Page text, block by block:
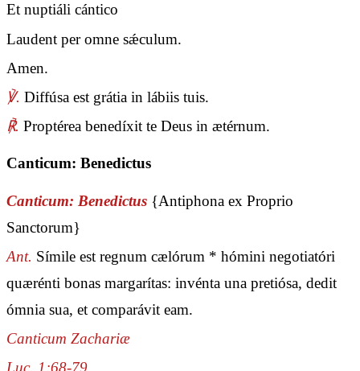
Et nuptiáli cántico
Laudent per omne sǽculum.
Amen.
℣. Diffúsa est grátia in lábiis tuis.
℟. Proptérea benedíxit te Deus in ætérnum.
Canticum: Benedictus
Canticum: Benedictus {Antiphona ex Proprio
Sanctorum}
Ant. Símile est regnum cælórum * hómini negotiatóri
quærénti bonas margarítas: invénta una pretiósa, dedit
ómnia sua, et comparávit eam.
Canticum Zachariæ
Luc. 1:68-79